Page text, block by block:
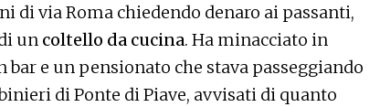
di via Roma chiedendo denaro ai passanti,
un coltello da cucina. Ha minacciato in
e un pensionato che stava passeggiando
di Ponte di Piave, avvisati di quanto